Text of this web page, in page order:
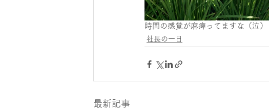
時間の感覚が麻痺ってますな（泣）
社長の一日
最新記事